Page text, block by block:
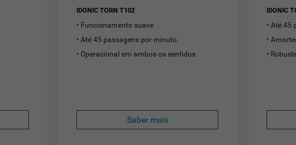
IDONIC TORN T102
Funcionamento suave
Até 45 passagens por minuto
Operacional em ambos os sentidos
Saber mais
IDONIC
Até 45